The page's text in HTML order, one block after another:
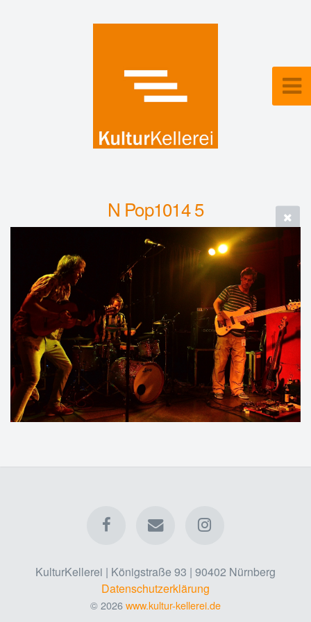
N Pop1014 5
KulturKellerei | Königstraße 93 | 90402 Nürnberg
Datenschutzerklärung
© 2026www.kultur-kellerei.de